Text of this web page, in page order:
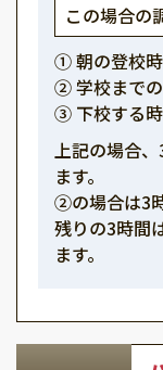
この場合の
① 朝の登校
② 学校まで
③ 下校する
上記の場合
ます。
②の場合は3
残りの3時間
ます。